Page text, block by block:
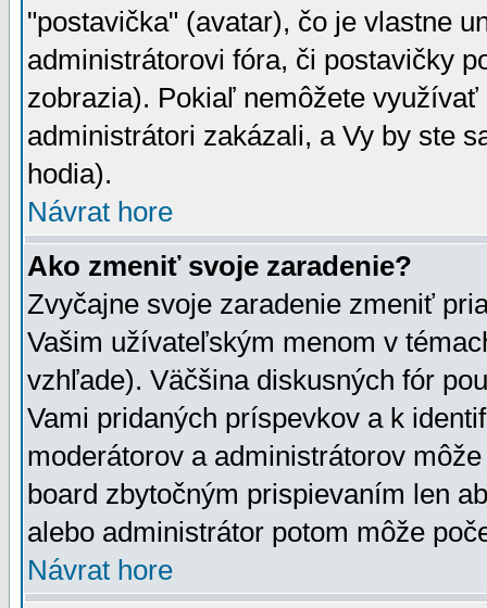
"postavička" (avatar), čo je vlastne
administrátorovi fóra, či postavičky
zobrazia). Pokiaľ nemôžete
administrátori zakázali, a Vy by ste
hodia).
Návrat hore
Ako zmeniť svoje zaradenie?
Zvyčajne svoje zaradenie zmeniť
Vašim užívateľským menom v
vzhľade). Väčšina diskusných fór
Vami pridaných príspevkov a k
moderátorov a administrátorov
board zbytočným prispievaním len
alebo administrátor potom môže
Návrat hore